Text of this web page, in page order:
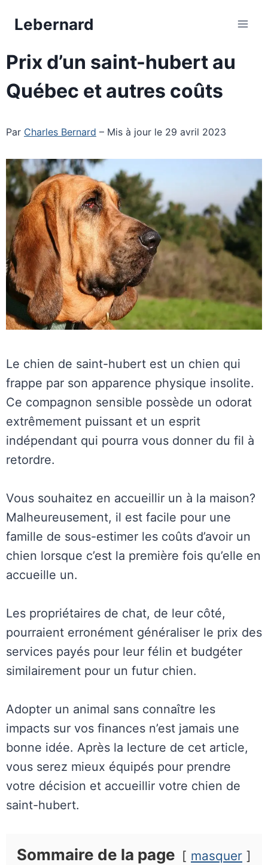
Lebernard
Prix d’un saint-hubert au
Québec et autres coûts
Par Charles Bernard – Mis à jour le 29 avril 2023
Le chien de saint-hubert est un chien qui
frappe par son apparence physique insolite.
Ce compagnon sensible possède un odorat
extrêmement puissant et un esprit
indépendant qui pourra vous donner du fil à
retordre.
Vous souhaitez en accueillir un à la maison?
Malheureusement, il est facile pour une
famille de sous-estimer les coûts d’avoir un
chien lorsque c’est la première fois qu’elle en
accueille un.
Les propriétaires de chat, de leur côté,
pourraient erronément généraliser le prix des
services payés pour leur félin et budgéter
similairement pour un futur chien.
Adopter un animal sans connaître les
impacts sur vos finances n’est jamais une
bonne idée. Après la lecture de cet article,
vous serez mieux équipés pour prendre
votre décision et accueillir votre chien de
saint-hubert.
Sommaire de la page masquer